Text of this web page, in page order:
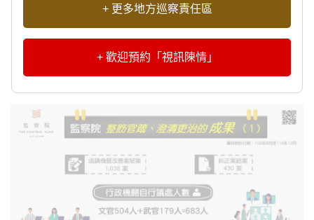
+ 更多地方巡察責任區
+ 歡迎預約「視訊陳情」